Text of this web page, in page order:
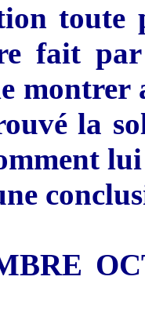
toute
fait
la